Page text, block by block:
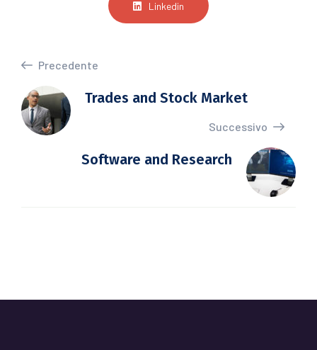
Linkedin
Precedente
Trades and Stock Market
Successivo
Software and Research